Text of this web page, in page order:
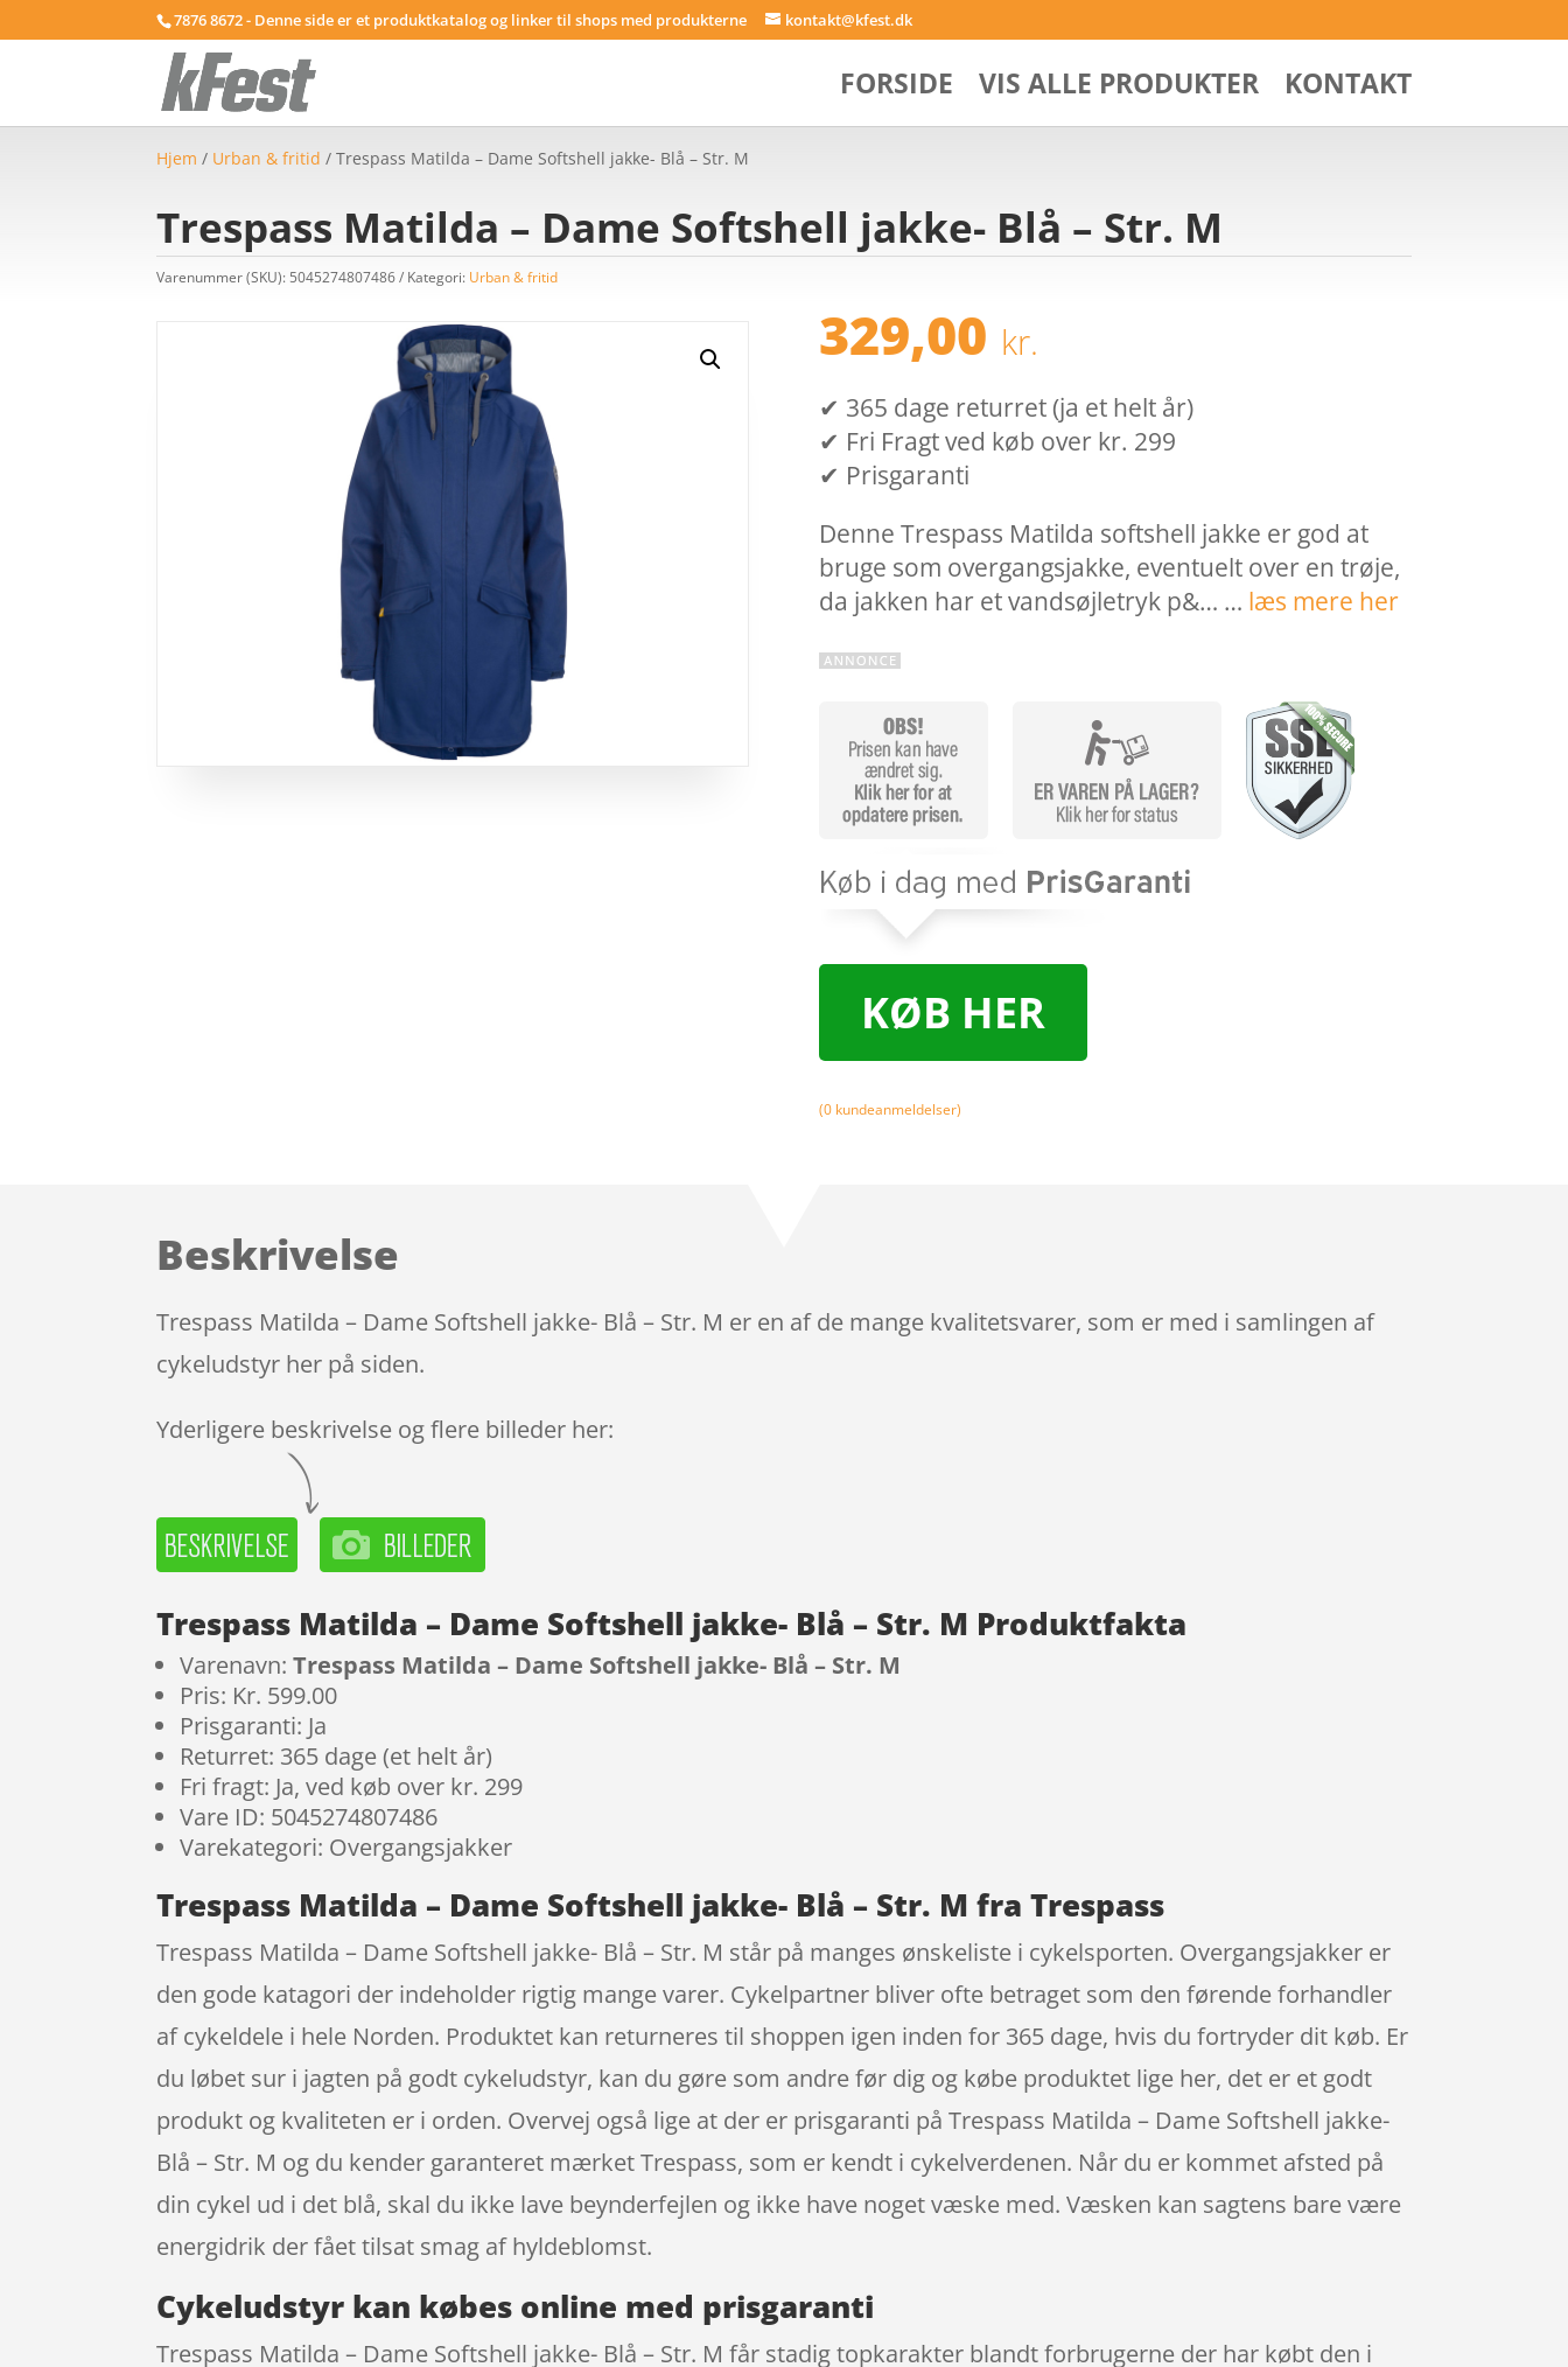
7876 8672 - Denne side er et produktkatalog og linker til shops med produkterne kontakt@kfest.dk
FORSIDE VIS ALLE PRODUKTER KONTAKT
Hjem / Urban & fritid / Trespass Matilda – Dame Softshell jakke- Blå – Str. M
Trespass Matilda – Dame Softshell jakke- Blå – Str. M
Varenummer (SKU): 5045274807486 Kategori: Urban & fritid
329,00 kr.
✔ 365 dage returret (ja et helt år)
✔ Fri Fragt ved køb over kr. 299
✔ Prisgaranti
Denne Trespass Matilda softshell jakke er god at
bruge som overgangsjakke, eventuelt over en trøje,
da jakken har et vandsøjletryk p&… … læs mere her
KØB HER
(0kundeanmeldelser)
Beskrivelse
Trespass Matilda – Dame Softshell jakke- Blå – Str. M er en af de mange kvalitetsvarer, som er med i samlingen af
cykeludstyr her på siden.
Yderligere beskrivelse og flere billeder her:
Trespass Matilda – Dame Softshell jakke- Blå – Str. M Produktfakta
Varenavn:Trespass Matilda – Dame Softshell jakke- Blå – Str. M
Pris: Kr. 599.00
Prisgaranti: Ja
Returret: 365 dage (et helt år)
Fri fragt: Ja, ved køb over kr. 299
Vare ID: 5045274807486
Varekategori: Overgangsjakker
Trespass Matilda – Dame Softshell jakke- Blå – Str. M fra Trespass
Trespass Matilda – Dame Softshell jakke- Blå – Str. M står på manges ønskeliste i cykelsporten. Overgangsjakker er
den gode katagori der indeholder rigtig mange varer. Cykelpartner bliver ofte betraget som den førende forhandler
af cykeldele i hele Norden. Produktet kan returneres til shoppen igen inden for 365 dage, hvis du fortryder dit køb. Er
du løbet sur i jagten på godt cykeludstyr, kan du gøre som andre før dig og købe produktet lige her, det er et godt
produkt og kvaliteten er i orden. Overvej også lige at der er prisgaranti på Trespass Matilda – Dame Softshell jakke-
Blå – Str. M og du kender garanteret mærket Trespass, som er kendt i cykelverdenen. Når du er kommet afsted på
din cykel ud i det blå, skal du ikke lave beynderfejlen og ikke have noget væske med. Væsken kan sagtens bare være
energidrik der fået tilsat smag af hyldeblomst.
Cykeludstyr kan købes online med prisgaranti
Trespass Matilda – Dame Softshell jakke- Blå – Str. M får stadig topkarakter blandt forbrugerne der har købt den i